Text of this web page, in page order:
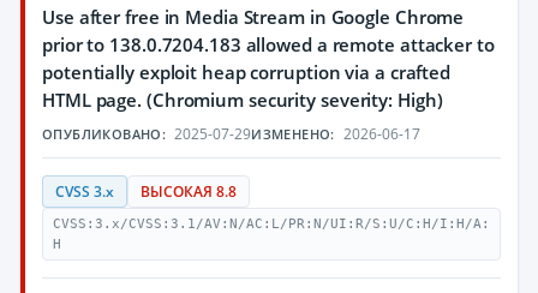
Use after free in Media Stream in Google Chrome
prior to 138.0.7204.183 allowed a remote attacker to
potentially exploit heap corruption via a crafted
HTML page. (Chromium security severity: High)
ОПУБЛИКОВАНО: 2025-07-29ИЗМЕНЕНО: 2026-06-17
CVSS 3.x ВЫСОКАЯ 8.8
CVSS:3.x/CVSS:3.1/AV:N/AC:L/PR:N/UI:R/S:U/C:H/I:H/A:
H